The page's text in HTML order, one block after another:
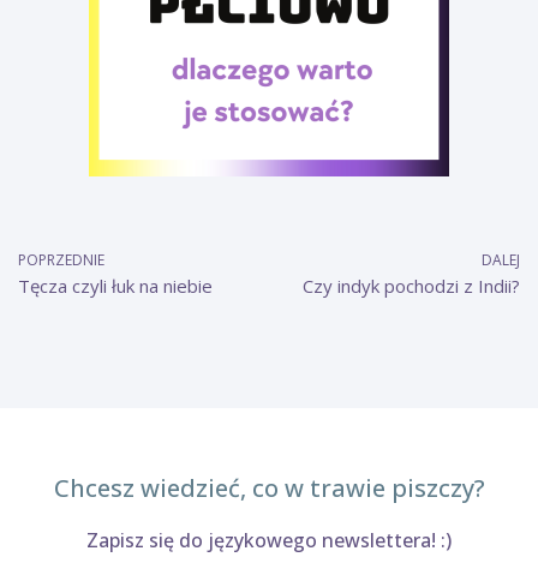
POPRZEDNIE
Tęcza czyli łuk na niebie
DALEJ
Czy indyk pochodzi z Indii?
Chcesz wiedzieć, co w trawie piszczy?
Zapisz się do językowego newslettera! :)